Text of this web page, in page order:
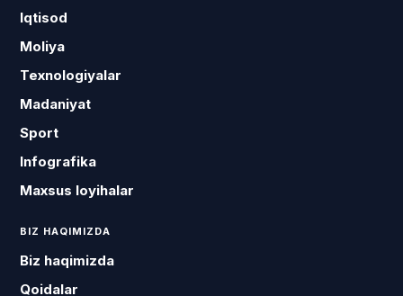
Iqtisod
Moliya
Texnologiyalar
Madaniyat
Sport
Infografika
Maxsus loyihalar
BIZ HAQIMIZDA
Biz haqimizda
Qoidalar